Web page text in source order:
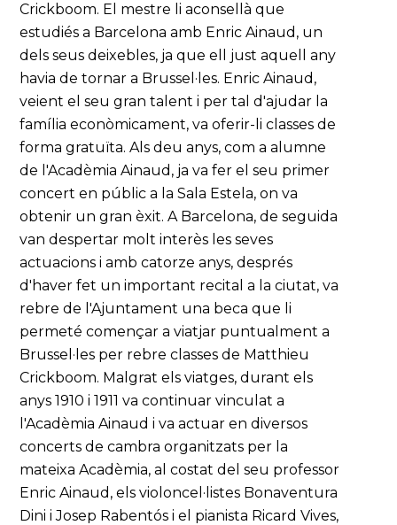
Crickboom. El mestre li aconsellà que
estudiés a Barcelona amb Enric Ainaud, un
dels seus deixebles, ja que ell just aquell any
havia de tornar a Brussel·les. Enric Ainaud,
veient el seu gran talent i per tal d'ajudar la
família econòmicament, va oferir-li classes de
forma gratuïta. Als deu anys, com a alumne
de l'Acadèmia Ainaud, ja va fer el seu primer
concert en públic a la Sala Estela, on va
obtenir un gran èxit. A Barcelona, de seguida
van despertar molt interès les seves
actuacions i amb catorze anys, després
d'haver fet un important recital a la ciutat, va
rebre de l'Ajuntament una beca que li
permeté començar a viatjar puntualment a
Brussel·les per rebre classes de Matthieu
Crickboom. Malgrat els viatges, durant els
anys 1910 i 1911 va continuar vinculat a
l'Acadèmia Ainaud i va actuar en diversos
concerts de cambra organitzats per la
mateixa Acadèmia, al costat del seu professor
Enric Ainaud, els violoncel·listes Bonaventura
Dini i Josep Rabentós i el pianista Ricard Vives,